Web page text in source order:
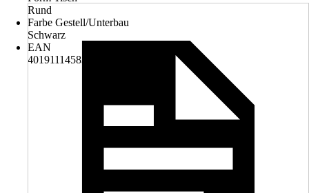
Rund
Farbe Gestell/Unterbau
Schwarz
EAN
4019111458392